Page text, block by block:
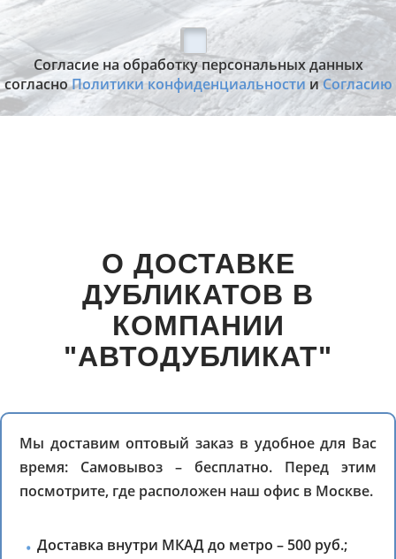
Согласие на обработку персональных данных
согласноПолитики конфиденциальности иСогласию
О ДОСТАВКЕ
ДУБЛИКАТОВ В
КОМПАНИИ
"АВТОДУБЛИКАТ"
Мы доставим оптовый заказ в удобное для Вас
время: Самовывоз – бесплатно. Перед этим
посмотрите, где расположен наш офис в Москве.
Доставка внутри МКАД до метро – 500 руб.;